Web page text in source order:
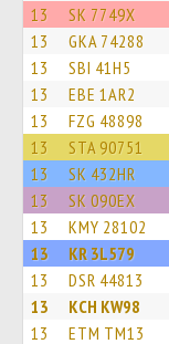
13 SK 7749X
13 GKA 74288
13 SBI 41H5
13 EBE 1AR2
13 FZG 48898
13 STA 90751
13 SK 432HR
13 SK 090EX
13 KMY 28102
13 KR 3L579
13 DSR 44813
13 KCH KW98
13 ETM TM13